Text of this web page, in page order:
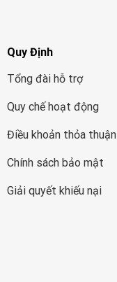
Quy Định
Tổng đài hỗ trợ
Quy chế hoạt động
Điều khoản thỏa thuận
Chính sách bảo mật
Giải quyết khiếu nại